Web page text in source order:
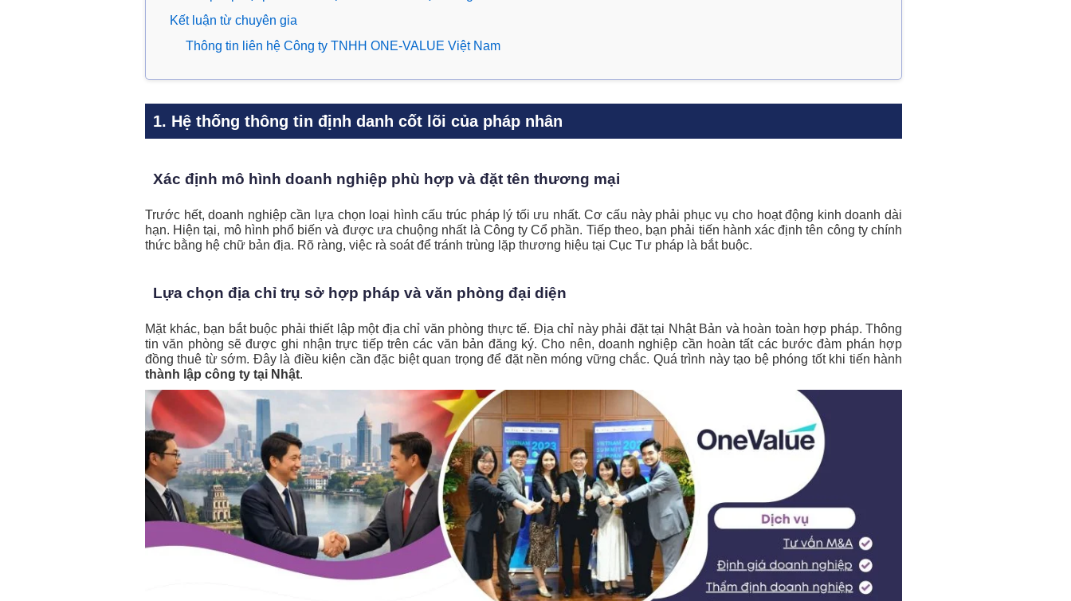
Kết luận từ chuyên gia
Thông tin liên hệ Công ty TNHH ONE-VALUE Việt Nam
1. Hệ thống thông tin định danh cốt lõi của pháp nhân
Xác định mô hình doanh nghiệp phù hợp và đặt tên thương mại
Trước hết, doanh nghiệp cần lựa chọn loại hình cấu trúc pháp lý tối ưu nhất. Cơ cấu này phải phục vụ cho hoạt động kinh doanh dài
hạn. Hiện tại, mô hình phổ biến và được ưa chuộng nhất là Công ty Cổ phần. Tiếp theo, bạn phải tiến hành xác định tên công ty chính
thức bằng hệ chữ bản địa. Rõ ràng, việc rà soát để tránh trùng lặp thương hiệu tại Cục Tư pháp là bắt buộc.
Lựa chọn địa chỉ trụ sở hợp pháp và văn phòng đại diện
Mặt khác, bạn bắt buộc phải thiết lập một địa chỉ văn phòng thực tế. Địa chỉ này phải đặt tại Nhật Bản và hoàn toàn hợp pháp. Thông
tin văn phòng sẽ được ghi nhận trực tiếp trên các văn bản đăng ký. Cho nên, doanh nghiệp cần hoàn tất các bước đàm phán hợp
đồng thuê từ sớm. Đây là điều kiện cần đặc biệt quan trọng để đặt nền móng vững chắc. Quá trình này tạo bệ phóng tốt khi tiến hành
thành lập công ty tại Nhật.